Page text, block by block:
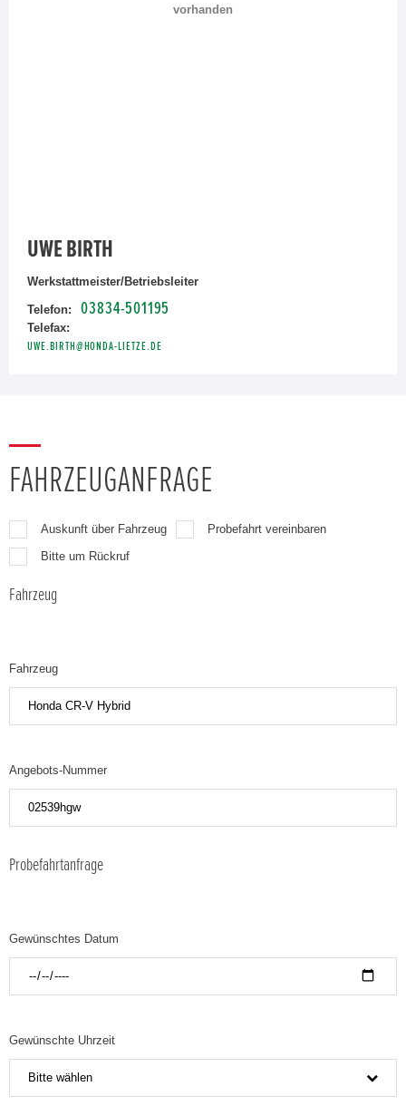
vorhanden
UWE BIRTH
Werkstattmeister/Betriebsleiter
Telefon: 03834-501195
Telefax:
UWE.BIRTH@HONDA-LIETZE.DE
FAHRZEUGANFRAGE
Auskunft über Fahrzeug
Probefahrt vereinbaren
Bitte um Rückruf
Fahrzeug
Fahrzeug
Angebots-Nummer
Probefahrtanfrage
Gewünschtes Datum
Gewünschte Uhrzeit
Bitte wählen